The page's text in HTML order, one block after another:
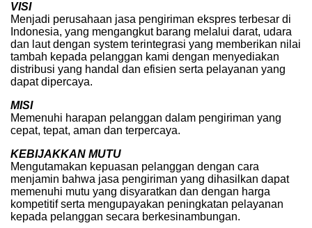
VISI
Menjadi perusahaan jasa pengiriman ekspres terbesar di
Indonesia, yang mengangkut barang melalui darat, udara
dan laut dengan system terintegrasi yang memberikan nilai
tambah kepada pelanggan kami dengan menyediakan
distribusi yang handal dan efisien serta pelayanan yang
dapat dipercaya.
MISI
Memenuhi harapan pelanggan dalam pengiriman yang
cepat, tepat, aman dan terpercaya.
KEBIJAKKAN MUTU
Mengutamakan kepuasan pelanggan dengan cara
menjamin bahwa jasa pengiriman yang dihasilkan dapat
memenuhi mutu yang disyaratkan dan dengan harga
kompetitif serta mengupayakan peningkatan pelayanan
kepada pelanggan secara berkesinambungan.